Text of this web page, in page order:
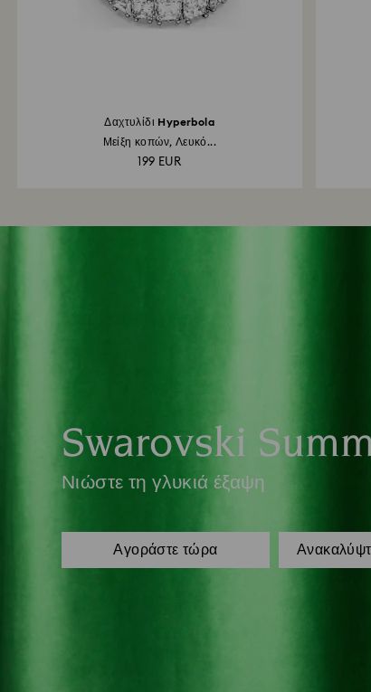
Δαχτυλίδι Hyperbola
Μείξη κοπών, Λευκό...
199 EUR
Swarovski
Νιώστε τη γλυκιά έξαψη
Αγοράστε τώρα